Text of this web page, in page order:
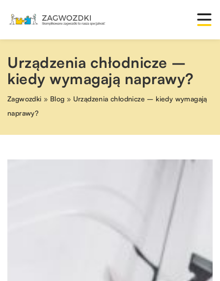
Urządzenia chłodnicze –
kiedy wymagają naprawy?
Zagwozdki » Blog » Urządzenia chłodnicze – kiedy wymagają
naprawy?